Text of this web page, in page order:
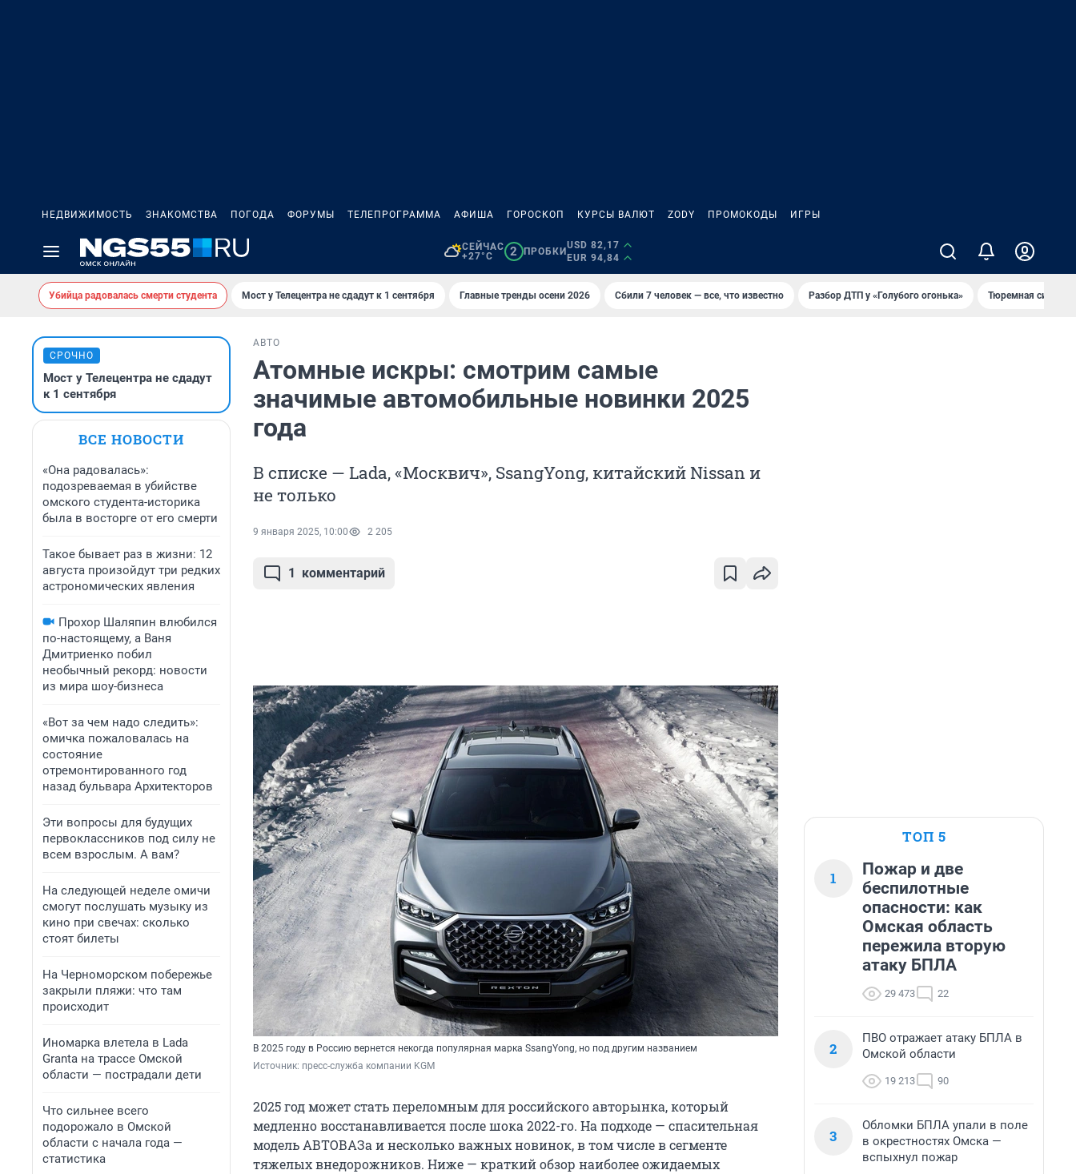
НЕДВИЖИМОСТЬ ЗНАКОМСТВА ПОГОДА ФОРУМЫ ТЕЛЕПРОГРАММА АФИША ГОРОСКОП КУРСЫ ВАЛЮТ ZODY ПРОМОКОДЫ ИГРЫ
СЕЙЧАС
+27°C
2 ПРОБКИ
USD 82,17
EUR 94,84
Убийца радовалась смерти студента Мост у Телецентра не сдадут к 1 сентября Главные тренды осени 2026 Сбили 7 человек — все, что известно Разбор ДТП у «Голубого огонька» Тюремная
СРОЧНО
Мост у Телецентра не сдадут
к 1 сентября
ВСЕ НОВОСТИ
«Она радовалась»:
подозреваемая в убийстве
омского студента-историка
была в восторге от его смерти
Такое бывает раз в жизни: 12
августа произойдут три редких
астрономических явления
Прохор Шаляпин влюбился
по-настоящему, а Ваня
Дмитриенко побил
необычный рекорд: новости
из мира шоу-бизнеса
«Вот за чем надо следить»:
омичка пожаловалась на
состояние
отремонтированного год
назад бульвара Архитекторов
Эти вопросы для будущих
первоклассников под силу не
всем взрослым. А вам?
На следующей неделе омичи
смогут послушать музыку из
кино при свечах: сколько
стоят билеты
На Черноморском побережье
закрыли пляжи: что там
происходит
Иномарка влетела в Lada
Granta на трассе Омской
области — пострадали дети
Что сильнее всего
подорожало в Омской
области с начала года —
статистика
АВТО
Атомные искры: смотрим самые
значимые автомобильные новинки 2025
года
В списке — Lada, «Москвич», SsangYong, китайский Nissan и
не только
9 января 2025, 10:00 2 205
1 комментарий
В 2025 году в Россию вернется некогда популярная марка SsangYong, но под другим названием
Источник: пресс-служба компании KGM
2025 год может стать переломным для российского авторынка, который
медленно восстанавливается после шока 2022-го. На подходе — спасительная
модель АВТОВАЗа и несколько важных новинок, в том числе в сегменте
тяжелых внедорожников. Ниже — краткий обзор наиболее ожидаемых
ТОП 5
1
Пожар и две
беспилотные
опасности: как
Омская область
пережила вторую
атаку БПЛА
29 473 22
2
ПВО отражает атаку БПЛА в
Омской области
19 213 90
3
Обломки БПЛА упали в поле
в окрестностях Омска —
вспыхнул пожар